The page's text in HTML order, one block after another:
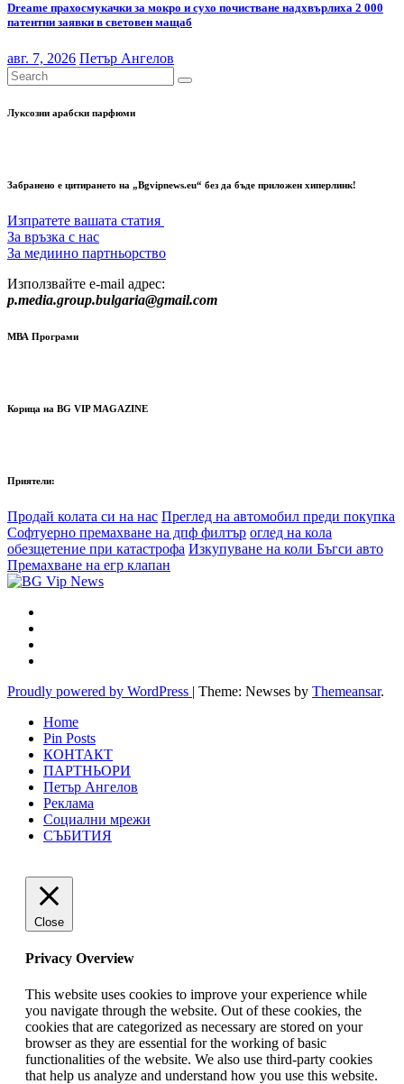
Dreame прахосмукачки за мокро и сухо почистване надхвърлиха 2 000
патентни заявки в световен мащаб
авг. 7, 2026 Петър Ангелов
Луксозни арабски парфюми
Забранено е цитирането на „Bgvipnews.eu“ без да бъде приложен хиперлинк!
Изпратете вашата статия
За връзка с нас
За медиино партньорство
Използвайте e-mail адрес:
p.media.group.bulgaria@gmail.com
МВА Програми
Корица на BG VIP MAGAZINE
Приятели:
Продай колата си на нас Преглед на автомобил преди покупка
Софтуерно премахване на дпф филтър оглед на кола
обезщетение при катастрофа Изкупуване на коли Бъгси авто
Премахване на егр клапан
Proudly powered by WordPress | Theme: Newses by Themeansar.
Home
Pin Posts
КОНТАКТ
ПАРТНЬОРИ
Петър Ангелов
Реклама
Социални мрежи
СЪБИТИЯ
Close
Privacy Overview
This website uses cookies to improve your experience while
you navigate through the website. Out of these cookies, the
cookies that are categorized as necessary are stored on your
browser as they are essential for the working of basic
functionalities of the website. We also use third-party cookies
that help us analyze and understand how you use this website.